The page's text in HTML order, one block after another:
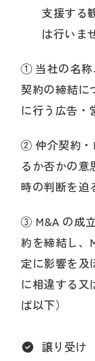
支援する
は行いま
① 当社の名称
契約の締結に
に行う広告・
② 仲介契約・
るか否かの意
時の判断を迫
③ M&A の成
約を締結し、
定に影響を及
に相違する又
ば以下）
譲り受け